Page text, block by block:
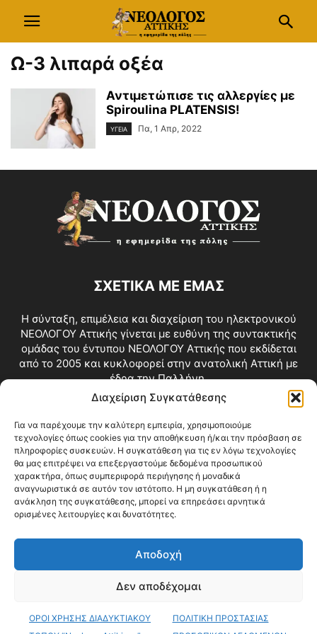
Διαχείριση Συγκατάθεσης
Για να παρέχουμε την καλύτερη εμπειρία, χρησιμοποιούμε
τεχνολογίες όπως cookies για την αποθήκευση ή/και την πρόσβαση σε
πληροφορίες συσκευών. Η συγκατάθεση για τις εν λόγω τεχνολογίες
θα μας επιτρέψει να επεξεργαστούμε δεδομένα προσωπικού
χαρακτήρα, όπως συμπεριφορά περιήγησης ή μοναδικά
αναγνωριστικά σε αυτόν τον ιστότοπο. Η μη συγκατάθεση ή η
ανάκληση της συγκατάθεσης, μπορεί να επηρεάσει αρνητικά
ορισμένες λειτουργίες και δυνατότητες.
Αποδοχή
Δεν αποδέχομαι
ΟΡΟΙ ΧΡΗΣΗΣ ΔΙΑΔΥΚΤΙΑΚΟΥ
ΠΟΛΙΤΙΚΗ ΠΡΟΣΤΑΣΙΑΣ
Ω-3 λιπαρά οξέα
Αντιμετώπισε τις αλλεργίες με
Spiroulina PLATENSIS!
ΥΓΕΙΑ Πα, 1 Απρ, 2022
ΣΧΕΤΙΚΑ ΜΕ ΕΜΑΣ
Η σύνταξη, επιμέλεια και διαχείριση του ηλεκτρονικού
ΝΕΟΛΟΓΟΥ Αττικής γίνεται με ευθύνη της συντακτικής
ομάδας του έντυπου ΝΕΟΛΟΓΟΥ Αττικής που εκδίδεται
από το 2005 και κυκλοφορεί στην ανατολική Αττική με
έδρα την Παλλήνη.
Επικοινωνία:info@neologosattikis.gr
ΑΚΟΛΟΥΘΗΣΕ ΜΑΣ
Videos Όροι Χρήσης
© Copyright 2026 ΝΕΟΛΟΓΟΣ ΑΤΤΙΚΗΣ • All Rights Reserved •